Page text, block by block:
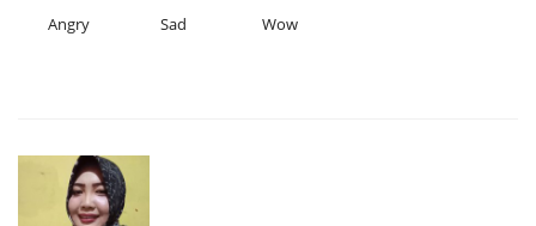
Angry Sad Wow